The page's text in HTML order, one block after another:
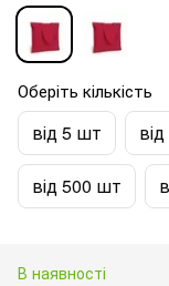
Оберіть кількість
від 5 шт
від 500 шт
В наявності